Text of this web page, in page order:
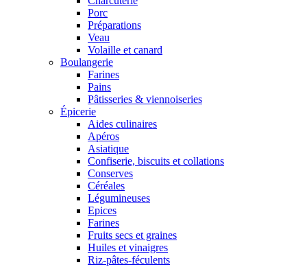
Porc
Préparations
Veau
Volaille et canard
Boulangerie
Farines
Pains
Pâtisseries & viennoiseries
Épicerie
Aides culinaires
Apéros
Asiatique
Confiserie, biscuits et collations
Conserves
Céréales
Légumineuses
Epices
Farines
Fruits secs et graines
Huiles et vinaigres
Riz-pâtes-féculents